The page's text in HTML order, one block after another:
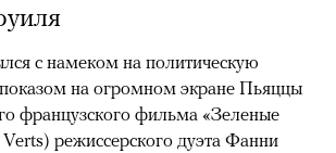
с намеком на политическую
на огромном экране Пьяццы
французского фильма «Зеленые
Verts) режиссерского дуэта Фанни